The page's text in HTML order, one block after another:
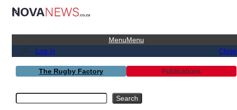
MenuMenu
Log in Close
The Rugby Factory Publications
Search